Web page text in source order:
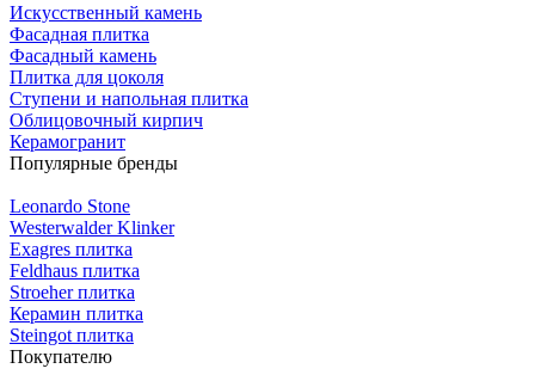
Искусственный камень
Фасадная плитка
Фасадный камень
Плитка для цоколя
Ступени и напольная плитка
Облицовочный кирпич
Керамогранит
Популярные бренды
Leonardo Stone
Westerwalder Klinker
Exagres плитка
Feldhaus плитка
Stroeher плитка
Керамин плитка
Steingot плитка
Покупателю